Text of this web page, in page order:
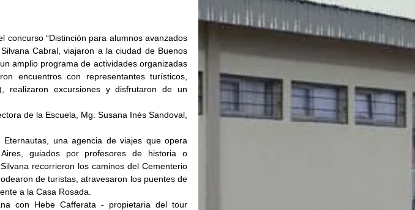
concurso “Distinción para alumnos avanzados
Cabral, viajaron a la ciudad de Buenos
amplio programa de actividades organizadas
encuentros con representantes turísticos,
realizaron excursiones y disfrutaron de un
de la Escuela, Mg. Susana Inés Sandoval,
una agencia de viajes que opera
guiados por profesores de historia o
recorrieron los caminos del Cementerio
de turistas, atravesaron los puentes de
a la Casa Rosada.
con Hebe Cafferata - propietaria del tour